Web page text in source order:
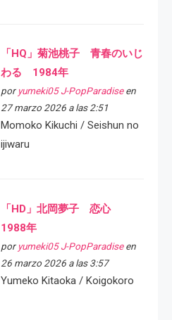
「HQ」菊池桃子 青春のいじ
わる 1984年
por yumeki05 J-PopParadiseen
27 marzo 2026 a las 2:51
Momoko Kikuchi / Seishun no
ijiwaru
「HD」北岡夢子 恋心
1988年
por yumeki05 J-PopParadiseen
26 marzo 2026 a las 3:57
Yumeko Kitaoka / Koigokoro